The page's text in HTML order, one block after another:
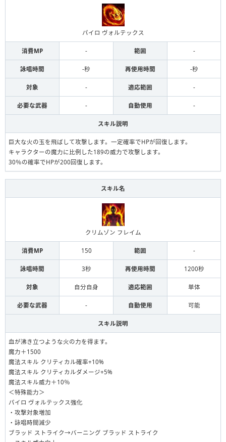
パイロ ヴォルテックス
消費MP - 範囲 -
詠唱時間 -秒 再使用時間 -秒
対象 - 適応範囲 -
必要な武器 - 自動使用 -
スキル説明
巨大な火の玉を飛ばして攻撃します。一定確率でHPが回復します。
キャラクターの魔力に比例した189の威力で攻撃します。
30％の確率でHPが200回復します。
スキル名
クリムゾン フレイム
消費MP 150 範囲 -
詠唱時間 3秒 再使用時間 1200秒
対象 自分自身 適応範囲 単体
必要な武器 - 自動使用 可能
スキル説明
血が沸き立つような火の力を得ます。
魔力＋1500
魔法スキル クリティカル確率+10%
魔法スキル クリティカルダメージ+5%
魔法スキル威力＋10％
＜特殊能力＞
パイロ ヴォルテックス強化
・攻撃対象増加
・詠唱時間減少
ブラッド ストライク→バーニング ブラッド ストライク